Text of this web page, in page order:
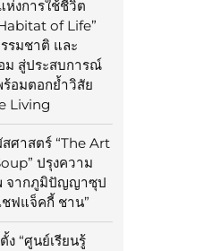
งการใช้ชีวิต
of Life”
รมชาติ และ
ม สู่ประสบการณ์
อมตอกย้ำวิสัย
Living
สศาสตร์ “The Art
ปรุงความ
จากภูมิปัญญาซุป
ชฟแจ็คกี้ ชาน”
“ศูนย์เรียนรู้